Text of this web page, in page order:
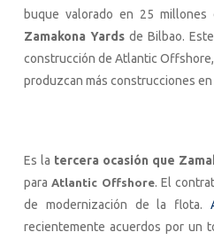
buque valorado en 25
Zamakona Yardsde Bilbao.
construcción de Atlantic
produzcan más construcciones
Es la tercera ocasión que
paraAtlantic Offshore. El
de modernización de la flota.
recientemente acuerdos por un